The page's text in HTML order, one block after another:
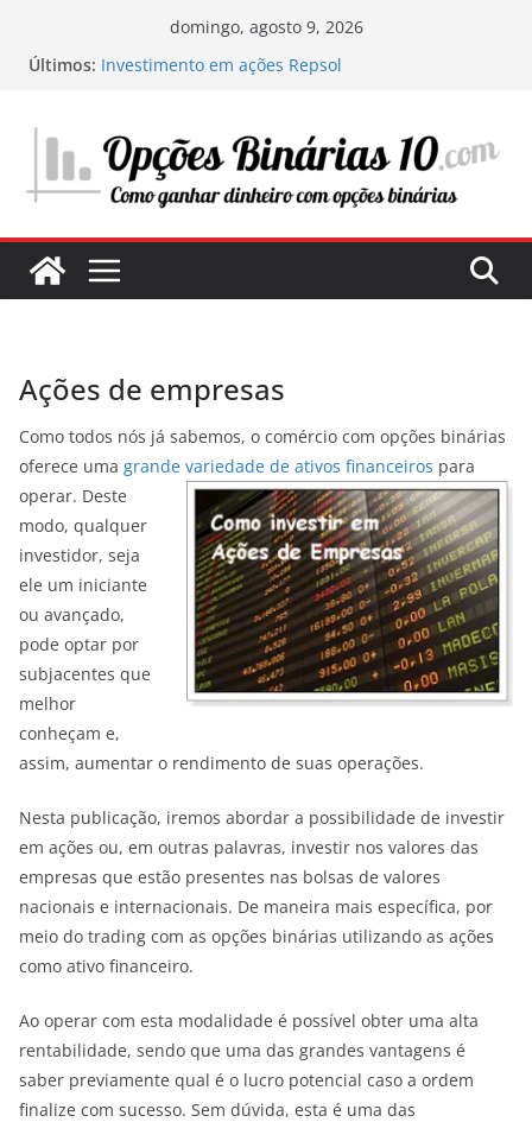
domingo, agosto 9, 2026
Últimos: Investimento em ações Repsol
Minha experiência investindo em centros de
dados: a infraestrutura digital do futuro
Onde e o que investir em 2025: O meu guia
pessoal para maximizar os seus lucros
seu potencial de investimento
Ações de empresas
Como todos nós já sabemos, o comércio com opções binárias
oferece uma grande variedade de ativos financeiros para
operar. Deste
modo, qualquer
investidor, seja
ele um iniciante
ou avançado,
pode optar por
subjacentes que
melhor
conheçam e,
assim, aumentar o rendimento de suas operações.
Nesta publicação, iremos abordar a possibilidade de investir
em ações ou, em outras palavras, investir nos valores das
empresas que estão presentes nas bolsas de valores
nacionais e internacionais. De maneira mais específica, por
meio do trading com as opções binárias utilizando as ações
como ativo financeiro.
Ao operar com esta modalidade é possível obter uma alta
rentabilidade, sendo que uma das grandes vantagens é
saber previamente qual é o lucro potencial caso a ordem
finalize com sucesso. Sem dúvida, esta é uma das